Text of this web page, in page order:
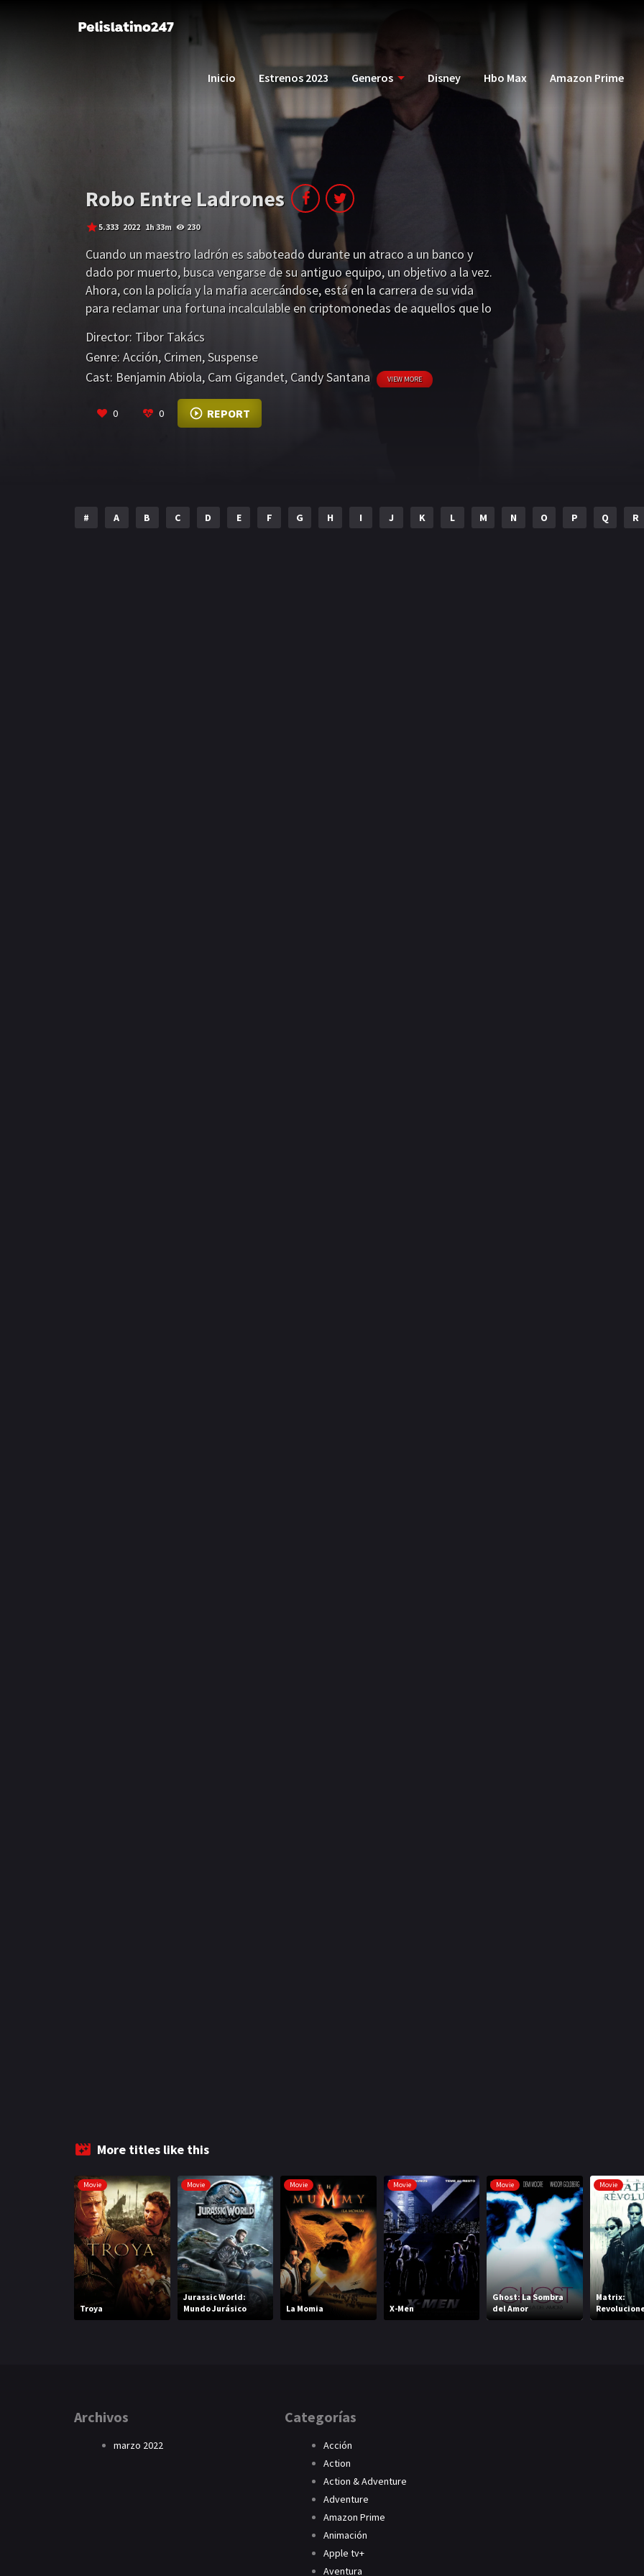
Inicio Estrenos 2023 Generos Disney Hbo Max Amazon Prime
Robo Entre Ladrones
5.333 2022 1h 33m 230
Cuando un maestro ladrón es saboteado durante un atraco a un banco y
dado por muerto, busca vengarse de su antiguo equipo, un objetivo a la vez.
Ahora, con la policía y la mafia acercándose, está en la carrera de su vida
para reclamar una fortuna incalculable en criptomonedas de aquellos que lo
Director: Tibor Takács
Genre: Acción, Crimen,Suspense
Cast: Benjamin Abiola, Cam Gigandet, Candy Santana VIEW MORE
0 0 REPORT
# A B C D E F G H I J K L M N O P Q R
More titles like this
Movie
Troya
Movie
Jurassic World:
Mundo Jurásico
Movie
La Momia
Movie
X-Men
Movie
Ghost: La Sombra
del Amor
Movie
Matrix:
Archivos
marzo 2022
Categorías
Acción
Action
Action & Adventure
Adventure
Amazon Prime
Animación
Apple tv+
Aventura